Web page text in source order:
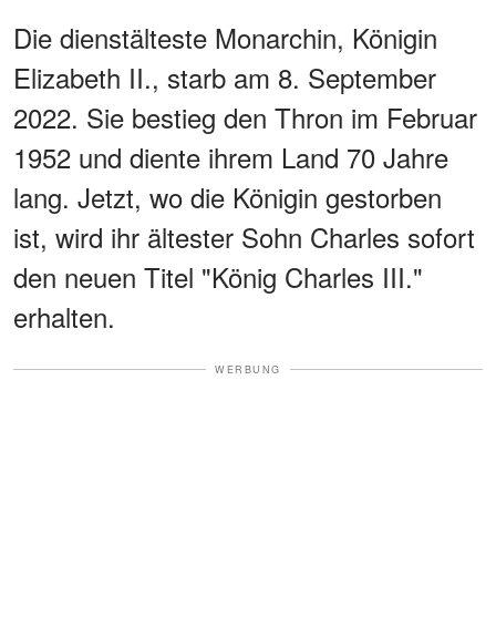
Die dienstälteste Monarchin, Königin
Elizabeth II., starb am 8. September
2022. Sie bestieg den Thron im Februar
1952 und diente ihrem Land 70 Jahre
lang. Jetzt, wo die Königin gestorben
ist, wird ihr ältester Sohn Charles sofort
den neuen Titel "König Charles III."
erhalten.
WERBUNG